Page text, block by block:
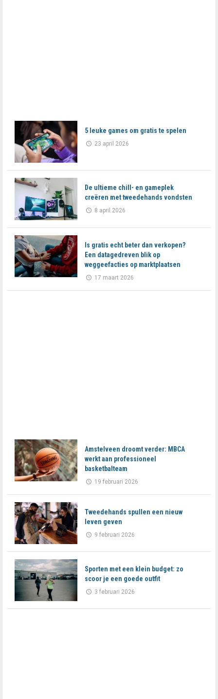
5 leuke games om gratis te spelen
23 april 2026
De ultieme chill- en gameplek
creëren met tweedehands vondsten
8 april 2026
Is gratis echt beter dan verkopen?
Een datagedreven blik op
weggeefacties op marktplaatsen
17 maart 2026
Amstelveen droomt verder: MBCA
werkt aan professioneel
basketbalteam
19 februari 2026
Tweedehands spullen een nieuw
leven geven
9 februari 2026
Sporten met een klein budget: zo
scoor je een goede outfit
3 februari 2026